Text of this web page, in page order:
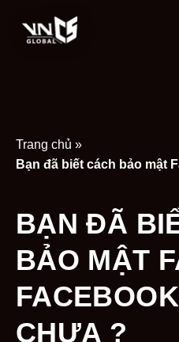
Trang chủ »
BẠN ĐÃ
BẢO MẬT
CHƯA ?